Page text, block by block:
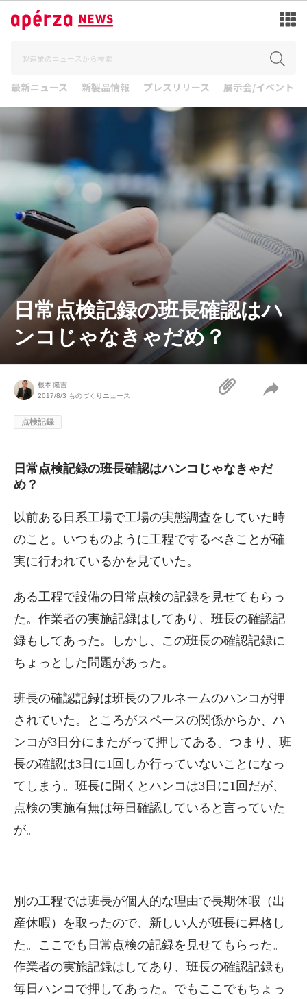
最新ニュース 新製品情報 プレスリリース 展示会/イベント
日常点検記録の班長確認はハ
ンコじゃなきゃだめ？
根本 隆吉
2017/8/3 ものづくりニュース
点検記録
日常点検記録の班長確認はハンコじゃなきゃだ
め？
以前ある日系工場で工場の実態調査をしていた時
のこと。いつものように工程でするべきことが確
実に行われているかを見ていた。
ある工程で設備の日常点検の記録を見せてもらっ
た。作業者の実施記録はしてあり、班長の確認記
録もしてあった。しかし、この班長の確認記録に
ちょっとした問題があった。
班長の確認記録は班長のフルネームのハンコが押
されていた。ところがスペースの関係からか、ハ
ンコが3日分にまたがって押してある。つまり、班
長の確認は3日に1回しか行っていないことになっ
てしまう。班長に聞くとハンコは3日に1回だが、
点検の実施有無は毎日確認していると言っていた
が。
別の工程では班長が個人的な理由で長期休暇（出
産休暇）を取ったので、新しい人が班長に昇格し
た。ここでも日常点検の記録を見せてもらった。
作業者の実施記録はしてあり、班長の確認記録も
毎日ハンコで押してあった。でもここでもちょっ